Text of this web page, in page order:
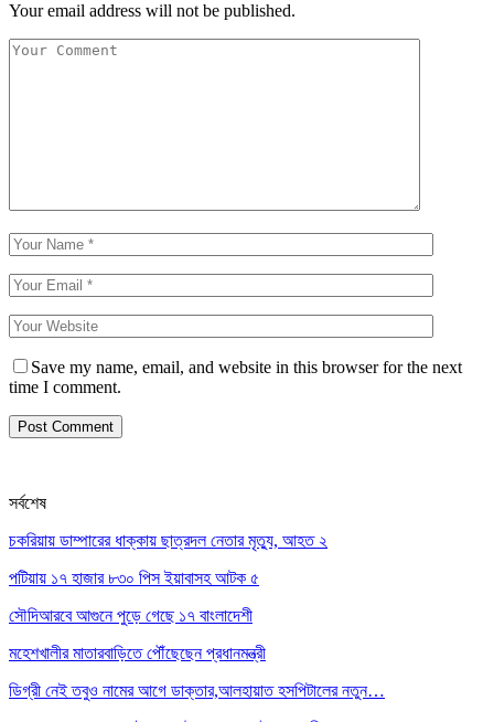
Your email address will not be published.
Save my name, email, and website in this browser for the next
time I comment.
সর্বশেষ
চকরিয়ায় ডাম্পারের ধাক্কায় ছাত্রদল নেতার মৃত্যু, আহত ২
পটিয়ায় ১৭ হাজার ৮৩০ পিস ইয়াবাসহ আটক ৫
সৌদিআরবে আগুনে পুড়ে গেছে ১৭ বাংলাদেশী
মহেশখালীর মাতারবাড়িতে পৌঁছেছেন প্রধানমন্ত্রী
ডিগ্রী নেই তবুও নামের আগে ডাক্তার,আলহায়াত হসপিটালের নতুন…